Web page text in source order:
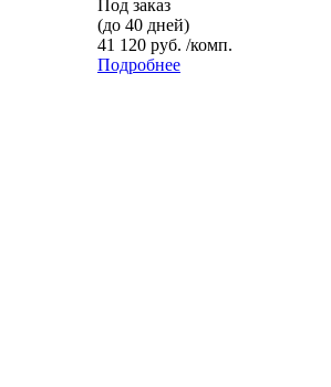
Под заказ
(до 40 дней)
41 120 руб. /комп.
Подробнее